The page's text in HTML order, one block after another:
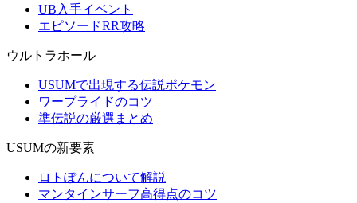
UB入手イベント
エピソードRR攻略
ウルトラホール
USUMで出現する伝説ポケモン
ワープライドのコツ
準伝説の厳選まとめ
USUMの新要素
ロトぽんについて解説
マンタインサーフ高得点のコツ